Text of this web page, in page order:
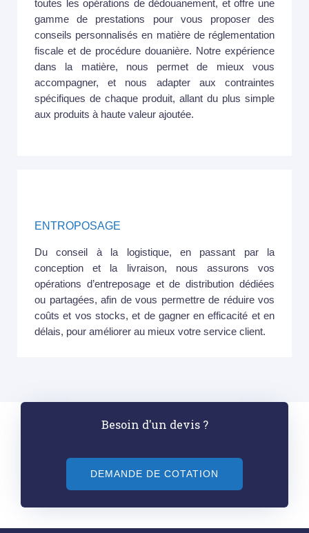
toutes les opérations de dédouanement, et offre une
gamme de prestations pour vous proposer des
conseils personnalisés en matière de réglementation
fiscale et de procédure douanière. Notre expérience
dans la matière, nous permet de mieux vous
accompagner, et nous adapter aux contraintes
spécifiques de chaque produit, allant du plus simple
aux produits à haute valeur ajoutée.
ENTROPOSAGE
Du conseil à la logistique, en passant par la
conception et la livraison, nous assurons vos
opérations d’entreposage et de distribution dédiées
ou partagées, afin de vous permettre de réduire vos
coûts et vos stocks, et de gagner en efficacité et en
délais, pour améliorer au mieux votre service client.
Besoin d'un devis ?
DEMANDE DE COTATION